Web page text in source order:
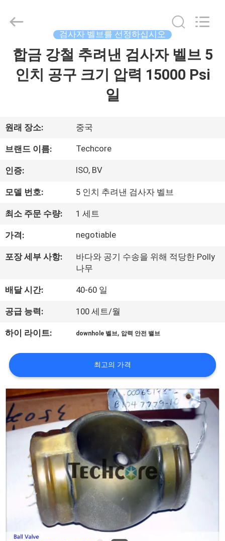
집
우
리
에
여
장
여
행
품
질
관
리
세
2026
Co.,Ltd,.
Rights
Reserved.
검사자 벨브를 선정하십시오
합금 강철 추려낸 검사자 벨브 5
인치 공구 크기 압력 15000 Psi
일
원래 장소: 중국
브랜드 이름: Techcore
인증: ISO, BV
모델 번호: 5 인치 추려낸 검사자 벨브
최소 주문 수량: 1 세트
가격: negotiable
포장 세부 사항:
바다와 공기 수송을 위해 적당한 Polly
나무
배달 시간: 40-60 일
공급 능력: 100 세트/월
하이 라이트: downhole 벨브, 압력 안전 밸브
최고의 가격